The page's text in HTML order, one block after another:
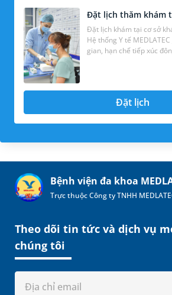
Đặt lịch thăm khám
Đặt lịch khám tại cơ sở
Hệ thống Y tế
gian, hạn chế
Đặt lịch
Bệnh viện đa khoa
Trực thuộc Công ty TNHH
Theo dõi tin tức và dịch vụ
chúng tôi